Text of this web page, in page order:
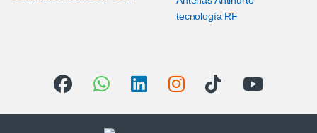
tecnología RF